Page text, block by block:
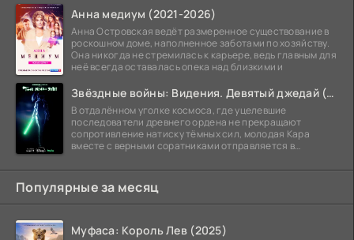
Анна медиум (2021-2026)
Анна Островская ведёт размеренное существование в
роскошном доме, наполненное заботами по хозяйству.
Она никогда не стремилась к карьере, ведь главным для
неё всегда оставалась опека над близкими и
Звёздные войны: Видения. Девятый джедай (2026)
В отдалённом уголке космоса, где уцелевшие
последователи древнего ордена не прекращают
сопротивление натиску тёмных сил, молодая Кара
вместе с верными соратниками отправляется в
Популярные за месяц
Муфаса: Король Лев (2025)